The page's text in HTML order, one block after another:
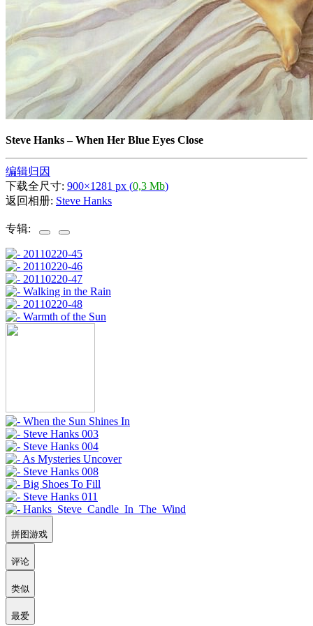
Steve Hanks–When Her Blue Eyes Close
编辑归因
下载全尺寸: 900×1281 px (0,3 Mb)
返回相册: Steve Hanks
专辑:
拼图游戏
评论
类似
最爱